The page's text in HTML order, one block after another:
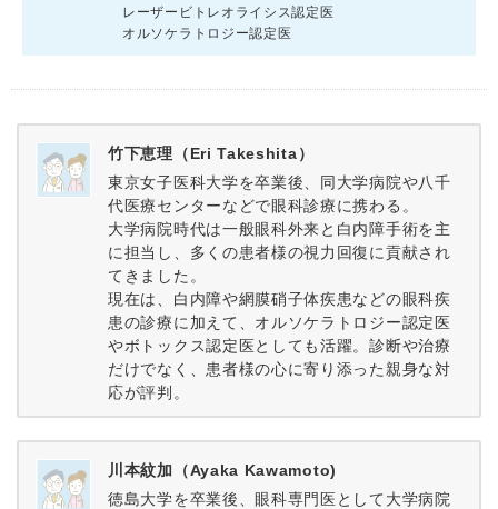
レーザービトレオライシス認定医
オルソケラトロジー認定医
竹下恵理（Eri Takeshita）
東京女子医科大学を卒業後、同大学病院や八千
代医療センターなどで眼科診療に携わる。
大学病院時代は一般眼科外来と白内障手術を主
に担当し、多くの患者様の視力回復に貢献され
てきました。
現在は、白内障や網膜硝子体疾患などの眼科疾
患の診療に加えて、オルソケラトロジー認定医
やボトックス認定医としても活躍。診断や治療
だけでなく、患者様の心に寄り添った親身な対
応が評判。
川本紋加（Ayaka Kawamoto)
徳島大学を卒業後、眼科専門医として大学病院